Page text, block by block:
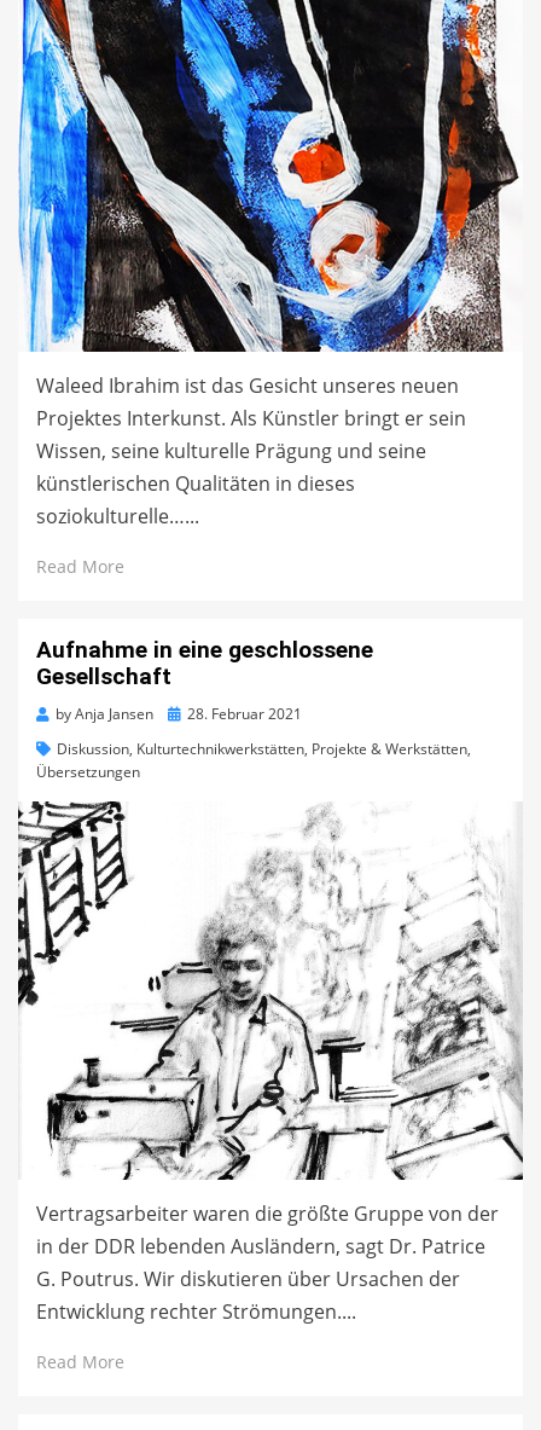
Waleed Ibrahim ist das Gesicht unseres neuen
Projektes Interkunst. Als Künstler bringt er sein
Wissen, seine kulturelle Prägung und seine
künstlerischen Qualitäten in dieses
soziokulturelle…...
Read More
Aufnahme in eine geschlossene
Gesellschaft
byAnja Jansen
Posted28. Februar 2021
Diskussion, Kulturtechnikwerkstätten, Projekte & Werkstätten,
Übersetzungen
Vertragsarbeiter waren die größte Gruppe von der
in der DDR lebenden Ausländern, sagt Dr. Patrice
G. Poutrus. Wir diskutieren über Ursachen der
Entwicklung rechter Strömungen....
Read More